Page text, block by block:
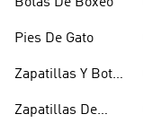
Pies De Gato
Zapatillas Y Botas
Zapatillas De